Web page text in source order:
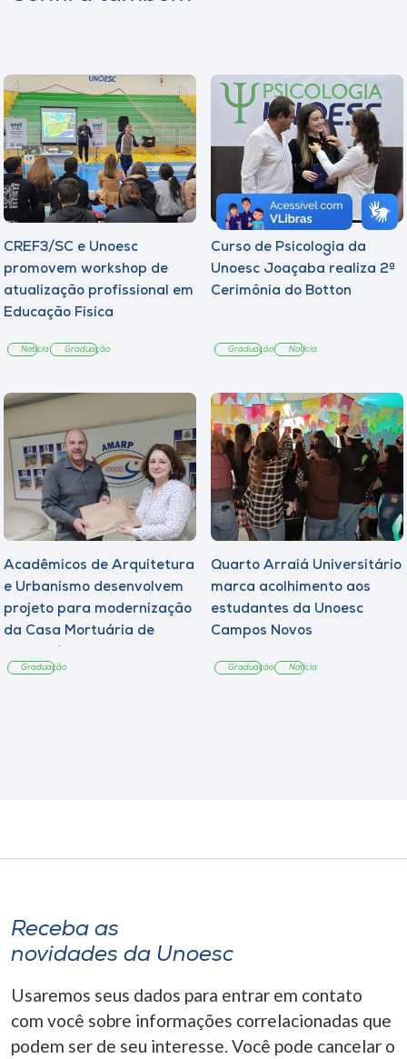
CREF3/SC e Unoesc
promovem workshop de
atualização profissional em
Educação Física
Notícia Graduação
Curso de Psicologia da
Unoesc Joaçaba realiza 2ª
Cerimônia do Botton
Graduação Notícia
Acadêmicos de Arquitetura
e Urbanismo desenvolvem
projeto para modernização
da Casa Mortuária de
Graduação
Quarto Arraiá Universitário
marca acolhimento aos
estudantes da Unoesc
Campos Novos
Graduação Notícia
Receba as
novidades da Unoesc
Usaremos seus dados para entrar em contato
com você sobre informações correlacionadas que
podem ser de seu interesse. Você pode cancelar o